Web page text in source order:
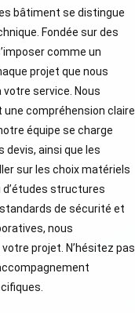
bâtiment se distingue
Fondée sur des
comme un
projet que nous
service. Nous
compréhension claire
équipe se charge
devis, ainsi que les
sur les choix matériels
d’études structures
de sécurité et
nous
projet. N’hésitez pas